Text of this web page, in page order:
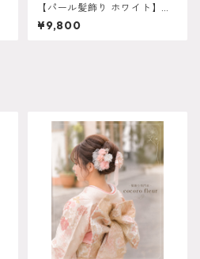
【パール髪飾り ホワイト】成
人式 卒業式 振袖 袴 結婚式 オ
ーダーメイド対応｜O-0017
¥9,800